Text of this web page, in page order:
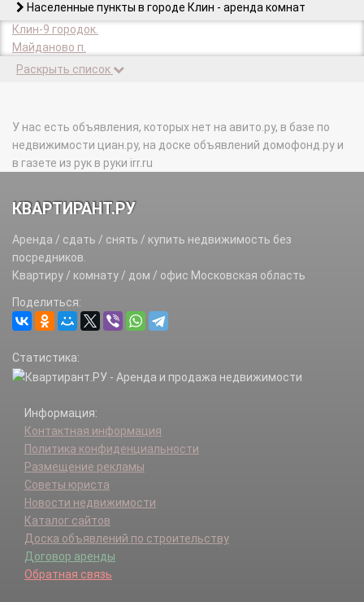
Населенные пункты в городе Клин - аренда комнат
Клин-9 городок.
Майданово п.
Раскрыть список
У нас есть объявления, которых нет на авито.ру, в базе по
недвижимости циан.ру, на доске объявлений домофонд.ру и
в газете из рук в руки irr.ru
КВАРТИРАНТ.РУ
Аренда / сдать / снять / купить недвижимость без
посредников.
Квартиру / комнату / дом / офис Московская область
Поделиться:
Статистика:
Информация:
Контактная информация
Политика конфиденциальности
Размещение рекламы
Советы юриста
Новости недвижимости
Каталог сайтов
Доска объявлений по строительству
Договор аренды
Обратная связь